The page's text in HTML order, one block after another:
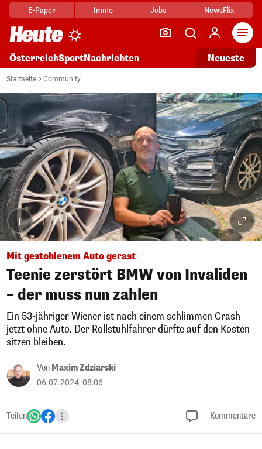
E-Paper Immo Jobs NewsFlix
ÖsterreichSportNachrichten Neueste
Startseite Community
i
Mit gestohlenem Auto gerast
Teenie zerstört BMW von Invaliden
– der muss nun zahlen
Ein 53-jähriger Wiener ist nach einem schlimmen Crash
jetzt ohne Auto. Der Rollstuhlfahrer dürfte auf den Kosten
sitzen bleiben.
Von Maxim Zdziarski
06.07.2024, 08:06
Teilen Kommentare